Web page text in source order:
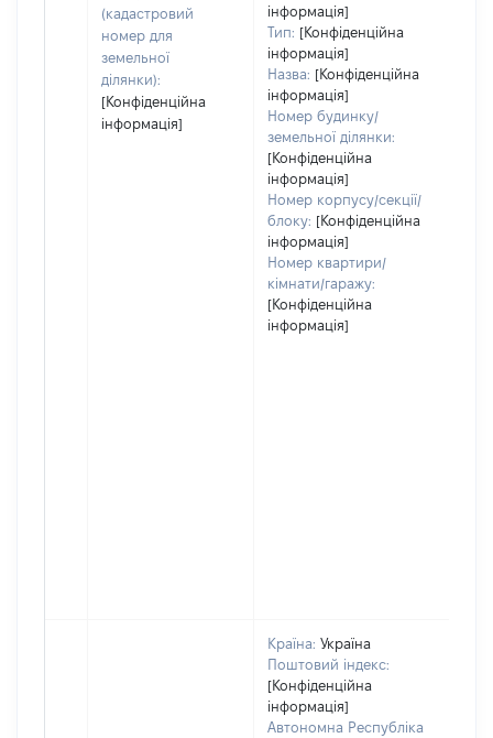
(кадастровий
номер для
земельної
ділянки):
[Конфіденційна
інформація]
інформація]
Тип: [Конфіденційна
інформація]
Назва: [Конфіденційна
інформація]
Номер будинку/
земельної ділянки:
[Конфіденційна
інформація]
Номер корпусу/секції/
блоку: [Конфіденційна
інформація]
Номер квартири/
кімнати/гаражу:
[Конфіденційна
інформація]
Країна: Україна
Поштовий індекс:
[Конфіденційна
інформація]
Автономна Республіка